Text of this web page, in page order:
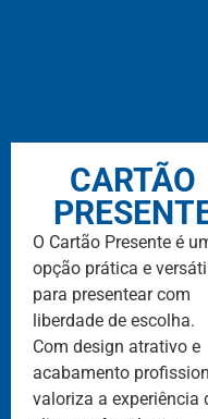
CARTÃO
O Cartão Presente é
opção prática e
para presentear com
liberdade de escolha.
Com design atrativo e
acabamento
valoriza a experiência